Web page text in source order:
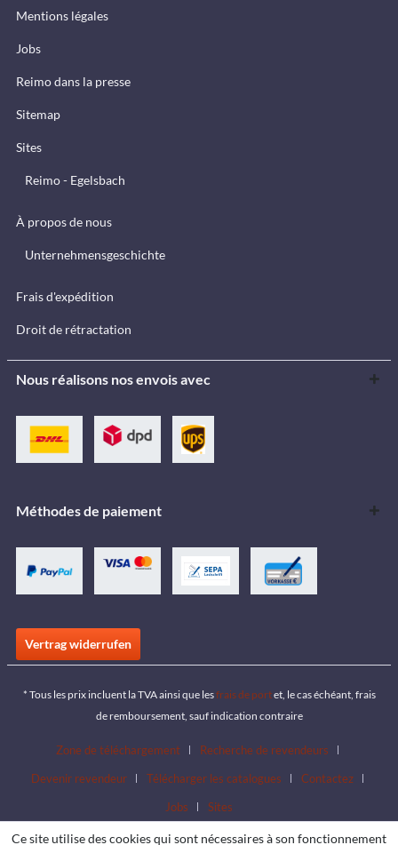
Mentions légales
Jobs
Reimo dans la presse
Sitemap
Sites
Reimo - Egelsbach
À propos de nous
Unternehmensgeschichte
Frais d'expédition
Droit de rétractation
Nous réalisons nos envois avec
Méthodes de paiement
Vertrag widerrufen
* Tous les prix incluent la TVA ainsi que lesfrais de portet, le cas échéant, frais
de remboursement, sauf indication contraire
Zone de téléchargement
Recherche de revendeurs
Devenir revendeur
Télécharger les catalogues
Contactez
Jobs
Sites
Ce site utilise des cookies qui sont nécessaires à son fonctionnement